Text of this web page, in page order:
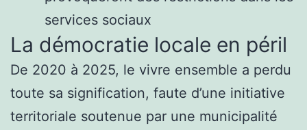
services sociaux
La démocratie locale en péril
De 2020 à 2025, le vivre ensemble a perdu
toute sa signification, faute d’une initiative
territoriale soutenue par une municipalité